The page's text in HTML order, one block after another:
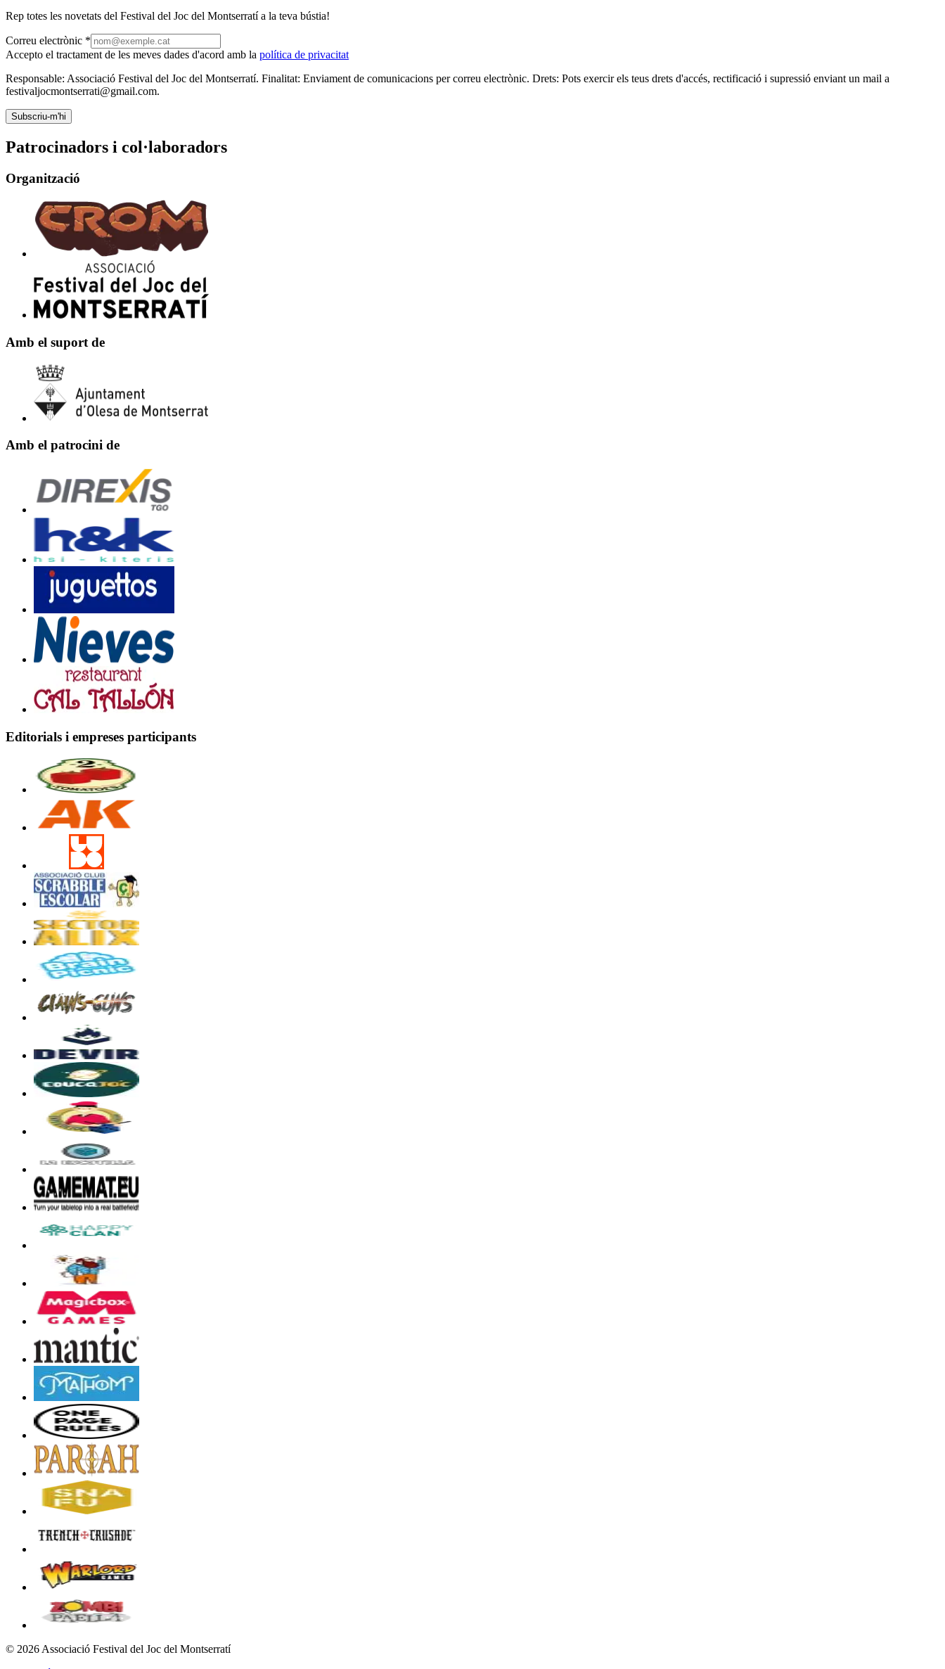
Rep totes les novetats del Festival del Joc del Montserratí a la teva bústia!
Correu electrònic *
Accepto el tractament de les meves dades d'acord amb la política de privacitat
Responsable: Associació Festival del Joc del Montserratí. Finalitat: Enviament de comunicacions per correu electrònic. Drets: Pots exercir els teus drets d'accés, rectificació i supressió enviant un mail a
festivaljocmontserrati@gmail.com.
Subscriu-m'hi
Patrocinadors i col·laboradors
Organització
Amb el suport de
Amb el patrocini de
Editorials i empreses participants
© 2026 Associació Festival del Joc del Montserratí